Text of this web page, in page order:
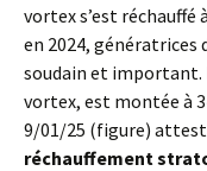
vortex s’est réchauffé
en 2024,
soudain et important.
vortex, est montée à
9/01/25 (figure)
réchauffement